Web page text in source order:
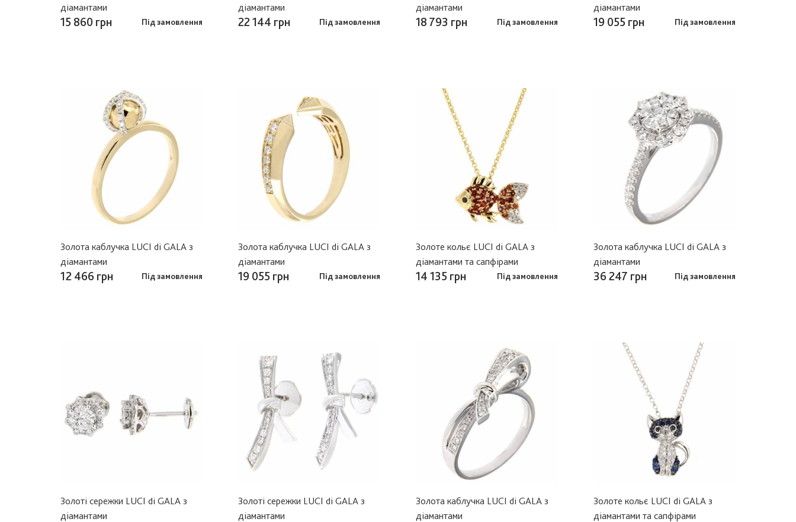
діамантами
15 860 грн Під замовлення
діамантами
22 144 грн Під замовлення
діамантами
18 793 грн Під замовлення
діамантами
19 055 грн Під замовлення
Золота каблучка LUCI di GALA з
діамантами
12 466 грн Під замовлення
Золота каблучка LUCI di GALA з
діамантами
19 055 грн Під замовлення
Золоте кольє LUCI di GALA з
діамантами та сапфірами
14 135 грн Під замовлення
Золота каблучка LUCI di GALA з
діамантами
36 247 грн Під замовлення
Золоті сережки LUCI di GALA з
діамантами
Золоті сережки LUCI di GALA з
діамантами
Золота каблучка LUCI di GALA з
діамантами
Золоте кольє LUCI di GALA з
діамантами та сапфірами